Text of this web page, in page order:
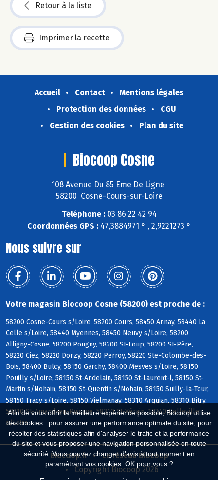
Afin de vous offrir la meilleure expérience possible, Biocoop utilise
des cookies : pour assurer une performance optimale du site, pour
récolter des statistiques afin d'analyser le trafic et la performance
du site et vous proposer une navigation personnalisée en toute
sécurité. Vous pouvez changer d'avis à tout moment en
paramétrant vos cookies. OK pour vous ?
Retour à la liste
Imprimer la recette
Accueil Contact
Mentions légales
Protection des données
CGU
Gestion des cookies
Plan du site
Biocoop Cosne
108 Avenue Du 85 Eme De Ligne
58200 Cosne-Cours-sur-Loire
Téléphone :03 86 22 42 94
Coordonnées GPS : 47,3884971 ° , 2,9221273 °
Nous suivre sur
Votre magasin Biocoop Cosne (58200) est proche de :
58200 Cosne-Cours s/Loire, 58200 Cours, 58450 Annay, 58440 La
Celle s/Loire, 58440 Myennes, 58450 Neuvy s/Loire, 58200
Alligny-Cosne, 58200 Pougny, 58200 St-Loup, 58200 St-Père,
58220 Ciez, 58220 Donzy, 58220 Perroy, 58220 Ste-Colombe-des-
Bois, 58400 Bulcy, 58150 Garchy, 58400 Mesves s/Loire, 58150
Pouilly s/Loire, 58150 St-Andelain, 58150 St-Laurent-l, 58150 St-
Martin s/Nohain, 58150 St-Quentin s/Nohain, 58150 Suilly-la-Tour,
58150 Tracy s/Loire, 58150 Vielmanay, 58310 Arquian, 58310 Bitry,
58310 St-Amand-en-Puisaye, 58310 St-Vérain, 18240 Belleville
s/Loire
Biocoop.fr
Le réseau Biocoop
Copyright Biocoop 2026